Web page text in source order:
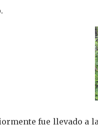
fue llevado a